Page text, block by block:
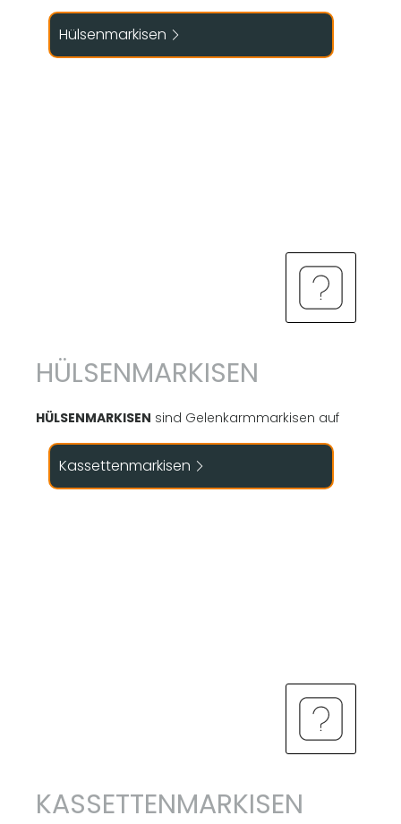
Offene Markisen sind Gelenkarmmarkisen, auf
einem Tragrohr gelagert bei denen das
aufgerollte Markisentuch ungeschützt bleibt.
Hülsenmarkisen
HÜLSENMARKISEN
HÜLSENMARKISEN sind Gelenkarmmarkisen auf
aufgerollte Markisentuch in einer Hülse
geschützt ist. Mechanik und Gelenkarme
befinden sich ausserhlab der Hülse.
Kassettenmarkisen
KASSETTENMARKISEN